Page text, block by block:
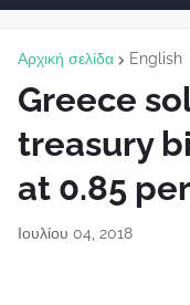
Αρχική σελίδα English
Greece
treasury
at 0.85
Ιουλίου 04, 2018